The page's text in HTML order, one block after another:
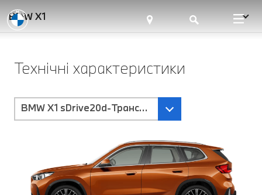
BMW X1
Технічні характеристики
BMW X1 sDrive20d-Трансмісія Steptronic з